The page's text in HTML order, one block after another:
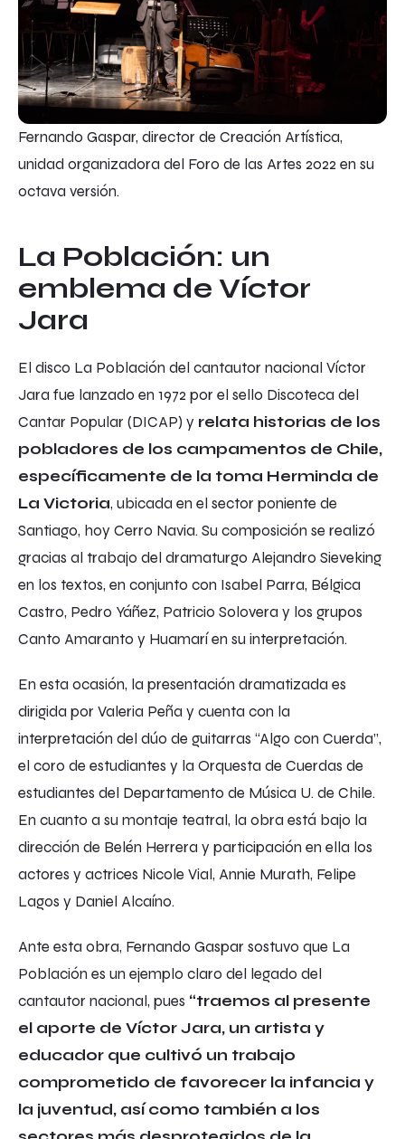
Fernando Gaspar, director de Creación Artística,
unidad organizadora del Foro de las Artes 2022 en su
octava versión.
La Población: un
emblema de Víctor
Jara
El disco La Población del cantautor nacional Víctor
Jara fue lanzado en 1972 por el sello Discoteca del
Cantar Popular (DICAP) y relata historias de los
pobladores de los campamentos de Chile,
específicamente de la toma Herminda de
La Victoria, ubicada en el sector poniente de
Santiago, hoy Cerro Navia. Su composición se realizó
gracias al trabajo del dramaturgo Alejandro Sieveking
en los textos, en conjunto con Isabel Parra, Bélgica
Castro, Pedro Yáñez, Patricio Solovera y los grupos
Canto Amaranto y Huamarí en su interpretación.
En esta ocasión, la presentación dramatizada es
dirigida por Valeria Peña y cuenta con la
interpretación del dúo de guitarras “Algo con Cuerda”,
el coro de estudiantes y la Orquesta de Cuerdas de
estudiantes del Departamento de Música U. de Chile.
En cuanto a su montaje teatral, la obra está bajo la
dirección de Belén Herrera y participación en ella los
actores y actrices Nicole Vial, Annie Murath, Felipe
Lagos y Daniel Alcaíno.
Ante esta obra, Fernando Gaspar sostuvo que La
Población es un ejemplo claro del legado del
cantautor nacional, pues “traemos al presente
el aporte de Víctor Jara, un artista y
educador que cultivó un trabajo
comprometido de favorecer la infancia y
la juventud, así como también a los